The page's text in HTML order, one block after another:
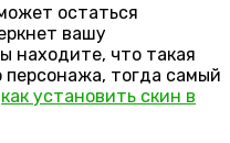
остаться
вашу
находите, что такая
тогда самый
как установить скин в